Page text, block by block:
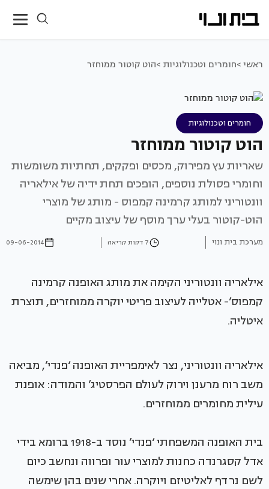
ראשי >חומרים וטכנולוגיות >הוט קוטור ממוחזר
חומרים וטכנולוגיות
הוט קוטור ממוחזר
שאריות עץ מפירוק, מכסים ופקקים, תחתיות משומשות
וחומרי פסולת נוספים, הופכים תחת ידיה של אילאריה
וונטוריני למותג קרמינה קמפוס - מותג של מוצרי
הוט-קוטור בעלי ערך מוסף של עיצוב מקיים
מערכת בית ונוי 7 דקות קריאה 09-06-2014
אילאריה וונטוריני הקימה את מותג האופנה קרמינה
קמפוס’- אטלייה לעיצוב פריטי יוקרה ממוחזרים, תוצרת
איטליה.
אילאריה וונטוריני, נצר לאימפריית האופנה ‘פנדי’, מביאה
משב רוח מרענן וירוק לעולם הפרסטיג’ והמודה: אופנת
עילית מחומרים ממוחזרים.
בית האופנה המשפחתי ‘פנדי’ נוסד ב-1918 ברומא בידי
אדל קסגרנדה כחנות למוצרי עור ופרווה ונחשב כיום
לשם נרדף לאליטיזם ויוקרה. אחרי שנים בהן שימשה